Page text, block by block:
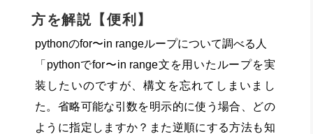
方を解説【便利】
pythonのfor〜in rangeループについて調べる人
「pythonでfor〜in range文を用いたループを実
装したいのですが、構文を忘れてしまいまし
た。省略可能な引数を明示的に使う場合、どの
ように指定しますか？また逆順にする方法も知